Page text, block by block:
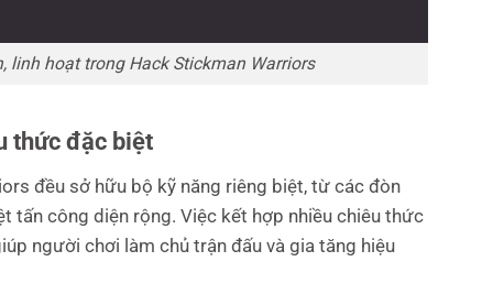
linh hoạt trong Hack Stickman Warriors
thức đặc biệt
đều sở hữu bộ kỹ năng riêng biệt, từ các đòn
tấn công diện rộng. Việc kết hợp nhiều chiêu thức
người chơi làm chủ trận đấu và gia tăng hiệu